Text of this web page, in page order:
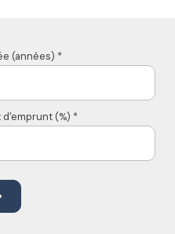
(années) *
d'emprunt (%) *